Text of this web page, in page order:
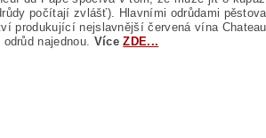
počítají zvlášť). Hlavními odrůdami
produkující nejslavnější červená vína
najednou. VíceZDE...